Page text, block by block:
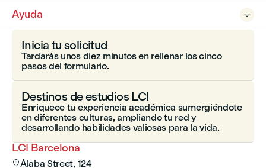

Ayuda
LCI Barcelona
Àlaba Street, 124
Inicia tu solicitud
Tardarás unos diez minutos en rellenar los cinco
pasos del formulario.
Destinos de estudios LCI
Enriquece tu experiencia académica sumergiéndote
en diferentes culturas, ampliando tu red y
desarrollando habilidades valiosas para la vida.